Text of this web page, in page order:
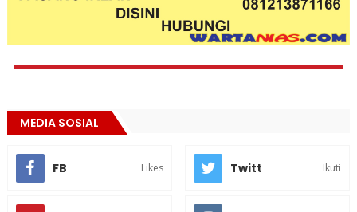
MEDIA SOSIAL
FB Likes Twitt Ikuti